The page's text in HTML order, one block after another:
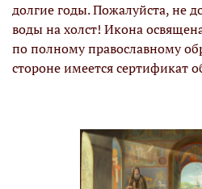
долгие годы. Пожалуйста, не
воды на холст! Икона
по полному православному
стороне имеется сертификат